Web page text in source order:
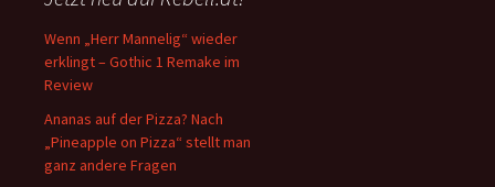
Wenn „Herr Mannelig“ wieder
erklingt – Gothic 1 Remake im
Review
Ananas auf der Pizza? Nach
„Pineapple on Pizza“ stellt man
ganz andere Fragen